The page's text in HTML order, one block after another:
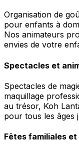
Organisation de
pour enfants à
Nos animateurs
envies de votre
Spectacles et
Spectacles de
maquillage
au trésor, Koh
pour tous les âges
Fêtes familiales